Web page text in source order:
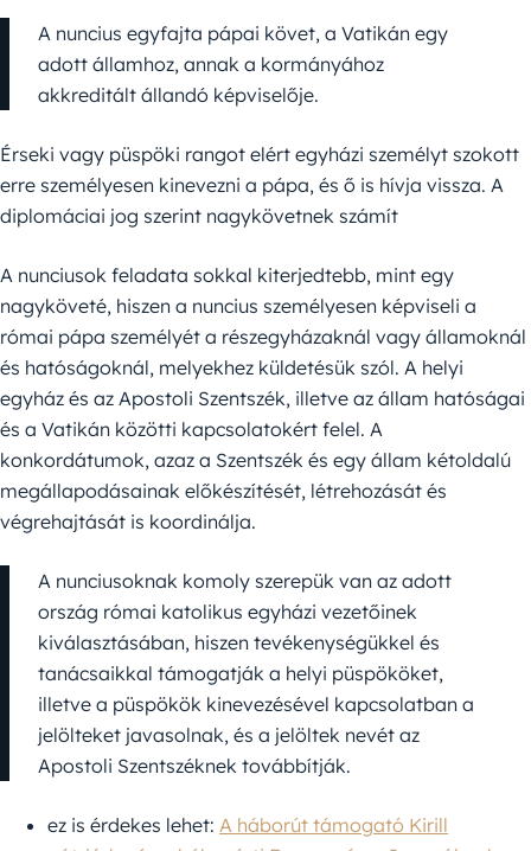
A nuncius egyfajta pápai követ, a Vatikán egy
adott államhoz, annak a kormányához
akkreditált állandó képviselője.
Érseki vagy püspöki rangot elért egyházi személyt szokott
erre személyesen kinevezni a pápa, és ő is hívja vissza. A
diplomáciai jog szerint nagykövetnek számít
A nunciusok feladata sokkal kiterjedtebb, mint egy
nagyköveté, hiszen a nuncius személyesen képviseli a
római pápa személyét a részegyházaknál vagy államoknál
és hatóságoknál, melyekhez küldetésük szól. A helyi
egyház és az Apostoli Szentszék, illetve az állam hatóságai
és a Vatikán közötti kapcsolatokért felel. A
konkordátumok, azaz a Szentszék és egy állam kétoldalú
megállapodásainak előkészítését, létrehozását és
végrehajtását is koordinálja.
A nunciusoknak komoly szerepük van az adott
ország római katolikus egyházi vezetőinek
kiválasztásában, hiszen tevékenységükkel és
tanácsaikkal támogatják a helyi püspököket,
illetve a püspökök kinevezésével kapcsolatban a
jelölteket javasolnak, és a jelöltek nevét az
Apostoli Szentszéknek továbbítják.
ez is érdekes lehet: A háborút támogató Kirill